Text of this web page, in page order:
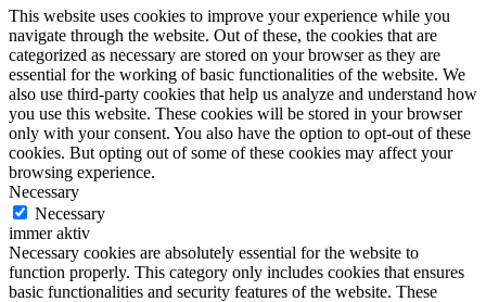
This website uses cookies to improve your experience while you
navigate through the website. Out of these, the cookies that are
categorized as necessary are stored on your browser as they are
essential for the working of basic functionalities of the website. We
also use third-party cookies that help us analyze and understand how
you use this website. These cookies will be stored in your browser
only with your consent. You also have the option to opt-out of these
cookies. But opting out of some of these cookies may affect your
browsing experience.
Necessary
Necessary
immer aktiv
Necessary cookies are absolutely essential for the website to
function properly. This category only includes cookies that ensures
basic functionalities and security features of the website. These